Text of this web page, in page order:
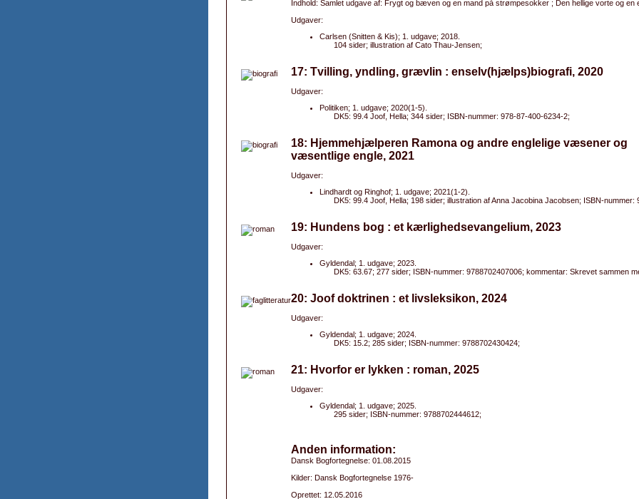
Indhold: Samlet udgave af: Frygt og bæven og en mand på strømpesokker ; Den hellige vorte og en
Udgaver:
Carlsen (Snitten & Kis); 1. udgave; 2018.
104 sider; illustration af Cato Thau-Jensen;
17: Tvilling, yndling, grævlin : enselv(hjælps)biografi, 2020
Udgaver:
Politiken; 1. udgave; 2020(1-5).
DK5: 99.4 Joof, Hella; 344 sider; ISBN-nummer: 978-87-400-6234-2;
18: Hjemmehjælperen Ramona og andre englelige væsener og
væsentlige engle, 2021
Udgaver:
Lindhardt og Ringhof; 1. udgave; 2021(1-2).
DK5: 99.4 Joof, Hella; 198 sider; illustration af Anna Jacobina Jacobsen; ISBN-nummer:
19: Hundens bog : et kærlighedsevangelium, 2023
Udgaver:
Gyldendal; 1. udgave; 2023.
DK5: 63.67; 277 sider; ISBN-nummer: 9788702407006; kommentar: Skrevet sammen
20: Joof doktrinen : et livsleksikon, 2024
Udgaver:
Gyldendal; 1. udgave; 2024.
DK5: 15.2; 285 sider; ISBN-nummer: 9788702430424;
21: Hvorfor er lykken : roman, 2025
Udgaver:
Gyldendal; 1. udgave; 2025.
295 sider; ISBN-nummer: 9788702444612;
Anden information:
Dansk Bogfortegnelse: 01.08.2015
Kilder: Dansk Bogfortegnelse 1976-
Oprettet: 12.05.2016